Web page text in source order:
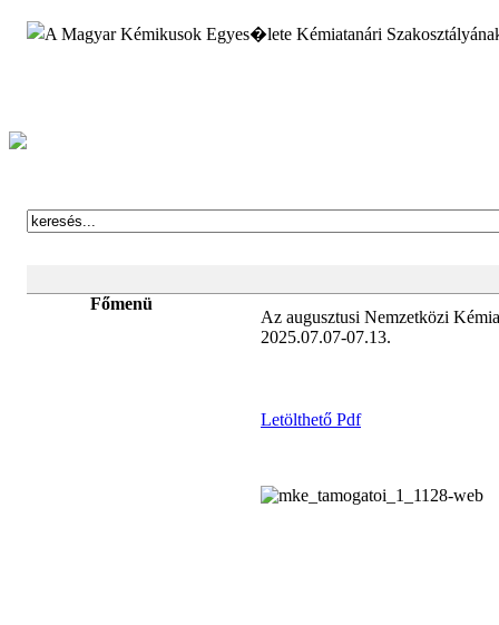
Főmenü
Az augusztusi Nemzetközi
2025.07.07-07.13.
Letölthető Pdf